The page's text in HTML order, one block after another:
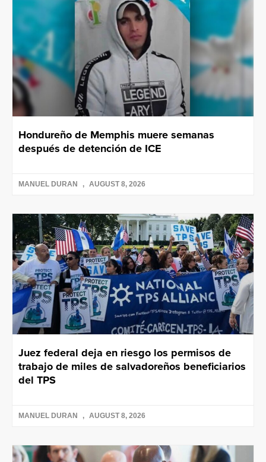
Hondureño de Memphis muere semanas
después de detención de ICE
MANUEL DURAN AUGUST 8, 2026
Juez federal deja en riesgo los permisos de
trabajo de miles de salvadoreños beneficiarios
del TPS
MANUEL DURAN AUGUST 8, 2026